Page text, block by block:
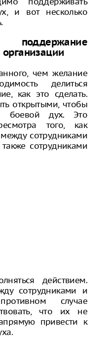
и вот несколько
поддержание
чем желание
делиться
как это сделать.
открытыми, чтобы
боевой дух. Это
того, как
сотрудниками
сотрудниками
действием.
сотрудниками и
случае
что их не
привести к